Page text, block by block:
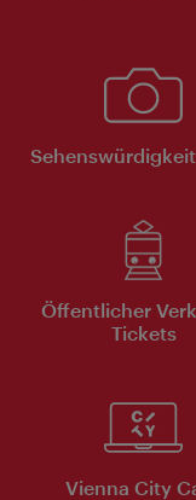
Öffentlicher
Tickets
Vienna City